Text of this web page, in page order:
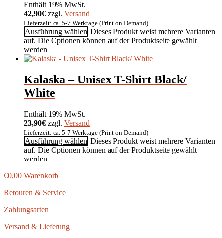
Enthält 19% MwSt.
42,90€ zzgl. Versand
Lieferzeit: ca. 5-7 Werktage (Print on Demand)
Ausführung wählen Dieses Produkt weist mehrere Varianten
auf. Die Optionen können auf der Produktseite gewählt
werden
Kalaska – Unisex T-Shirt Black/
White
Enthält 19% MwSt.
23,90€ zzgl. Versand
Lieferzeit: ca. 5-7 Werktage (Print on Demand)
Ausführung wählen Dieses Produkt weist mehrere Varianten
auf. Die Optionen können auf der Produktseite gewählt
werden
€0,00 Warenkorb
Retouren & Service
Zahlungsarten
Versand & Lieferung